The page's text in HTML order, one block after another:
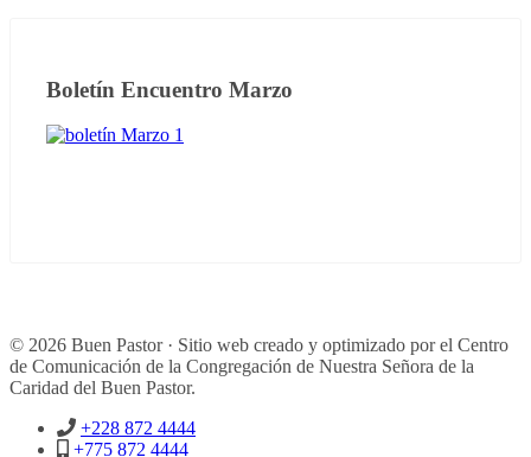
Boletín Encuentro Marzo
© 2026 Buen Pastor · Sitio web creado y optimizado por el Centro
de Comunicación de la Congregación de Nuestra Señora de la
Caridad del Buen Pastor.
+228 872 4444
+775 872 4444